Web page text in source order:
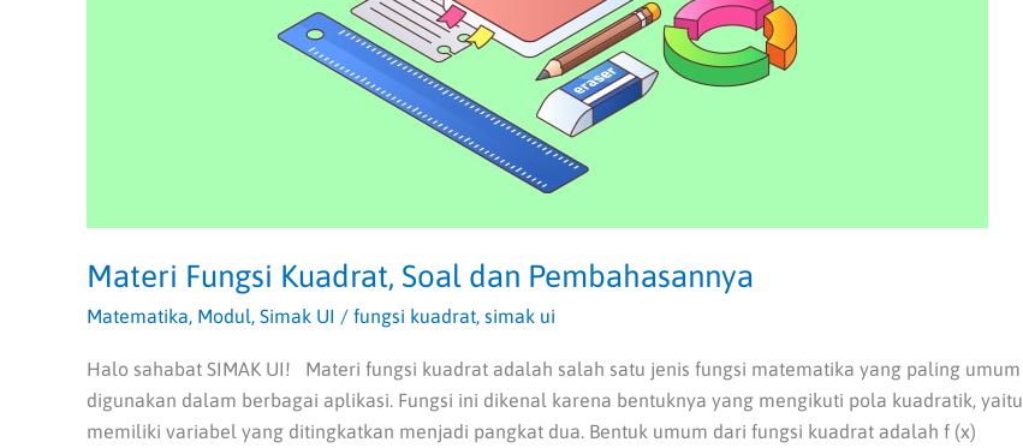
Materi Fungsi Kuadrat, Soal dan Pembahasannya
Matematika, Modul, Simak UI / fungsi kuadrat, simak ui
Halo sahabat SIMAK UI! Materi fungsi kuadrat adalah salah satu jenis fungsi matematika yang paling umum
digunakan dalam berbagai aplikasi. Fungsi ini dikenal karena bentuknya yang mengikuti pola kuadratik, yaitu
memiliki variabel yang ditingkatkan menjadi pangkat dua. Bentuk umum dari fungsi kuadrat adalah f (x)